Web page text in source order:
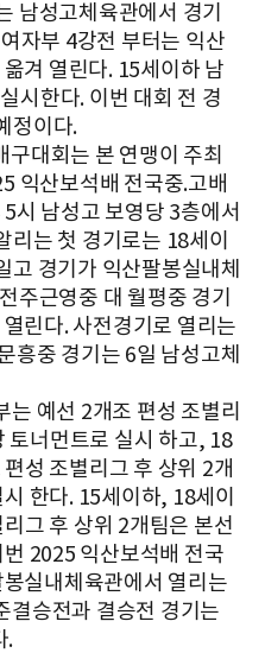
남성고체육관에서 경기
자부 4강전 부터는 익산
겨 열린다. 15세이하 남
시한다. 이번 대회 전 경
정이다.
대회는 본 연맹이 주최
익산보석배 전국중.고배
시 남성고 보영당 3층에서
리는 첫 경기로는 18세이
고 경기가 익산팔봉실내체
주근영중 대 월평중 경기
린다. 사전경기로 열리는
흥중 경기는 6일 남성고체
예선 2개조 편성 조별리
토너먼트로 실시 하고, 18
성 조별리그 후 상위 2개
한다. 15세이하, 18세이
그 후 상위 2개팀은 본선
2025 익산보석배 전국
실내체육관에서 열리는
결승전과 결승전 경기는
.